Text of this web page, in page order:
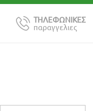
ΤΗΛΕΦΩΝΙΚΕΣ
παραγγελιες